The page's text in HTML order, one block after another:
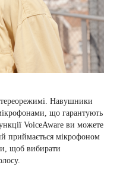
Навушники
що гарантують
VoiceAware ви можете
приймається мікрофоном
щоб вибирати